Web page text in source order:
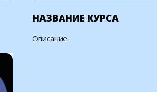
НАЗВАНИЕ КУРСА
Описание